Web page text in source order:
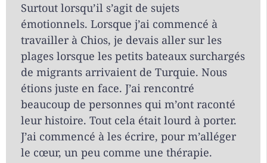
Surtout lorsqu’il s’agit de sujets
émotionnels. Lorsque j’ai commencé à
travailler à Chios, je devais aller sur les
plages lorsque les petits bateaux surchargés
de migrants arrivaient de Turquie. Nous
étions juste en face. J’ai rencontré
beaucoup de personnes qui m’ont raconté
leur histoire. Tout cela était lourd à porter.
J’ai commencé à les écrire, pour m’alléger
le cœur, un peu comme une thérapie.